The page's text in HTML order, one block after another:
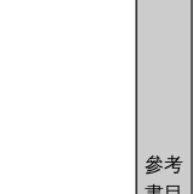
參考